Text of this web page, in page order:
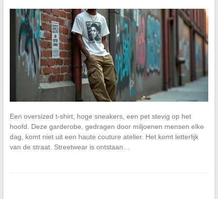
Een oversized t-shirt, hoge sneakers, een pet stevig op het
hoofd. Deze garderobe, gedragen door miljoenen mensen elke
dag, komt niet uit een haute couture atelier. Het komt letterlijk
van de straat. Streetwear is ontstaan…